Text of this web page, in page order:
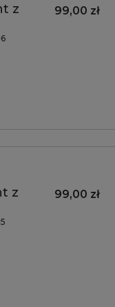
z
99,00 zł
z
99,00 zł